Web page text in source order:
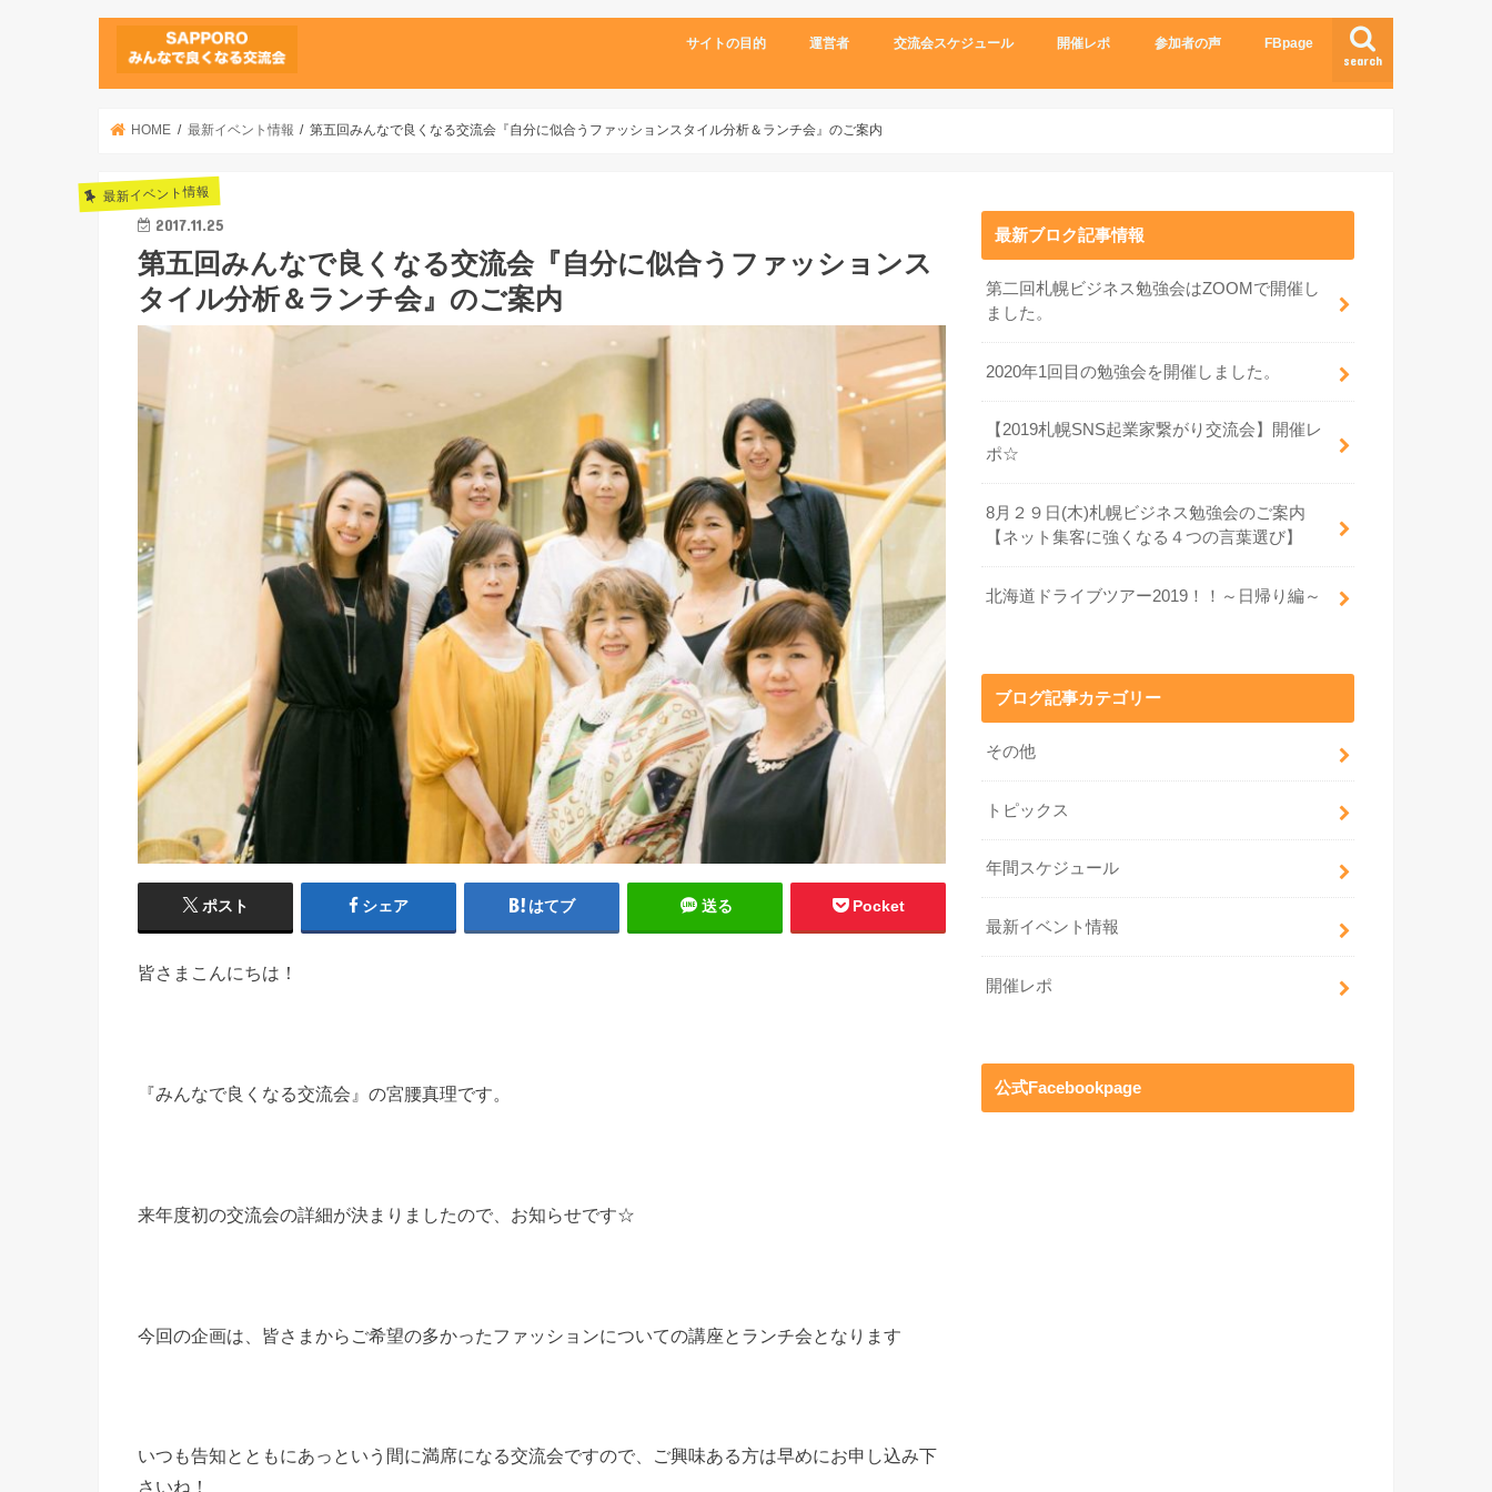
search
サイトの目的 運営者 交流会スケジュール 開催レポ 参加者の声 FBpage
HOME 最新イベント情報 第五回みんなで良くなる交流会『自分に似合うファッションスタイル分析＆ランチ会』のご案内
最新イベント情報
2017.11.25
第五回みんなで良くなる交流会『自分に似合うファッションス
タイル分析＆ランチ会』のご案内
ポスト シェア はてブ 送る Pocket
皆さまこんにちは！
『みんなで良くなる交流会』の宮腰真理です。
来年度初の交流会の詳細が決まりましたので、お知らせです☆
今回の企画は、皆さまからご希望の多かったファッションについての講座とランチ会となります
いつも告知とともにあっという間に満席になる交流会ですので、ご興味ある方は早めにお申し込み下
さいね！
最新ブロク記事情報
第二回札幌ビジネス勉強会はZOOMで開催し
ました。
2020年1回目の勉強会を開催しました。
【2019札幌SNS起業家繋がり交流会】開催レ
ポ☆
8月２９日(木)札幌ビジネス勉強会のご案内
【ネット集客に強くなる４つの言葉選び】
北海道ドライブツアー2019！！～日帰り編～
ブログ記事カテゴリー
その他
トピックス
年間スケジュール
最新イベント情報
開催レポ
公式Facebookpage